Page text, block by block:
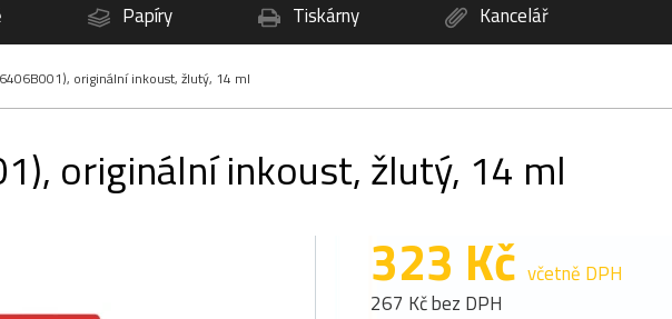
Papíry Tiskárny Kancelář
originální inkoust, žlutý, 14 ml
originální inkoust, žlutý, 14 ml
323 Kč včetně DPH
267 Kč bez DPH